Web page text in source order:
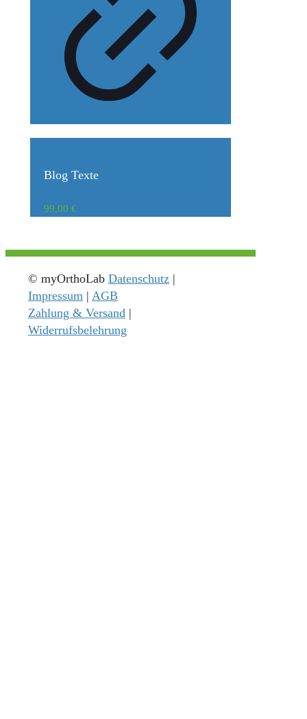
Blog Texte
99,00 €
© myOrthoLab Datenschutz |
Impressum | AGB
Zahlung & Versand |
Widerrufsbelehrung